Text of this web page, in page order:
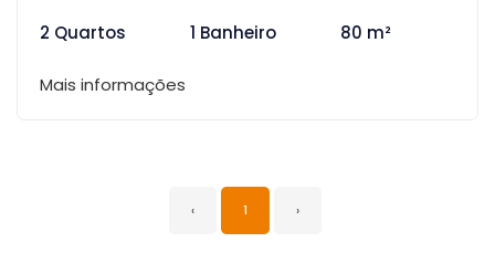
2 Quartos
1 Banheiro 80 m²
Mais informações
‹ 1 ›